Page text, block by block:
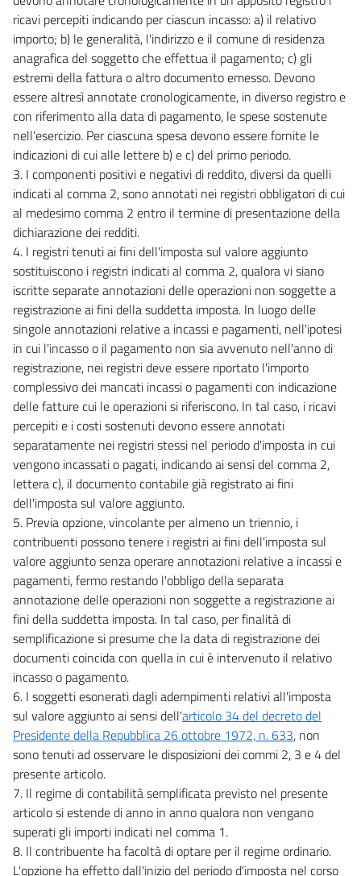
ricavi percepiti indicando per ciascun incasso: a) il relativo
importo; b) le generalità, l'indirizzo e il comune di residenza
anagrafica del soggetto che effettua il pagamento; c) gli
estremi della fattura o altro documento emesso. Devono
essere altresì annotate cronologicamente, in diverso registro e
con riferimento alla data di pagamento, le spese sostenute
nell'esercizio. Per ciascuna spesa devono essere fornite le
indicazioni di cui alle lettere b) e c) del primo periodo.
3. I componenti positivi e negativi di reddito, diversi da quelli
indicati al comma 2, sono annotati nei registri obbligatori di cui
al medesimo comma 2 entro il termine di presentazione della
dichiarazione dei redditi.
4. I registri tenuti ai fini dell'imposta sul valore aggiunto
sostituiscono i registri indicati al comma 2, qualora vi siano
iscritte separate annotazioni delle operazioni non soggette a
registrazione ai fini della suddetta imposta. In luogo delle
singole annotazioni relative a incassi e pagamenti, nell'ipotesi
in cui l'incasso o il pagamento non sia avvenuto nell'anno di
registrazione, nei registri deve essere riportato l'importo
complessivo dei mancati incassi o pagamenti con indicazione
delle fatture cui le operazioni si riferiscono. In tal caso, i ricavi
percepiti e i costi sostenuti devono essere annotati
separatamente nei registri stessi nel periodo d'imposta in cui
vengono incassati o pagati, indicando ai sensi del comma 2,
lettera c), il documento contabile già registrato ai fini
dell'imposta sul valore aggiunto.
5. Previa opzione, vincolante per almeno un triennio, i
contribuenti possono tenere i registri ai fini dell'imposta sul
valore aggiunto senza operare annotazioni relative a incassi e
pagamenti, fermo restando l'obbligo della separata
annotazione delle operazioni non soggette a registrazione ai
fini della suddetta imposta. In tal caso, per finalità di
semplificazione si presume che la data di registrazione dei
documenti coincida con quella in cui è intervenuto il relativo
incasso o pagamento.
6. I soggetti esonerati dagli adempimenti relativi all'imposta
sul valore aggiunto ai sensi dell'articolo 34 del decreto del
Presidente della Repubblica 26 ottobre 1972, n. 633, non
sono tenuti ad osservare le disposizioni dei commi 2, 3 e 4 del
presente articolo.
7. Il regime di contabilità semplificata previsto nel presente
articolo si estende di anno in anno qualora non vengano
superati gli importi indicati nel comma 1.
8. Il contribuente ha facoltà di optare per il regime ordinario.
L'opzione ha effetto dall'inizio del periodo d'imposta nel corso